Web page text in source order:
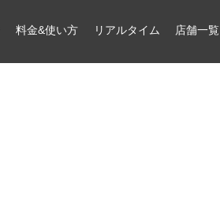
料金&使い方 リアルタイム 店舗一覧